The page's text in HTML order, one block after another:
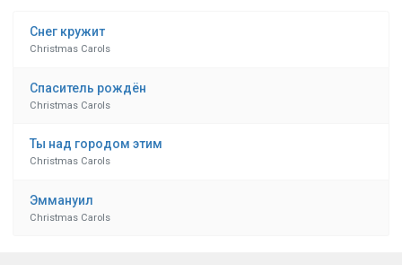
Снег кружит
Christmas Carols
Спаситель рождён
Christmas Carols
Ты над городом этим
Christmas Carols
Эммануил
Christmas Carols